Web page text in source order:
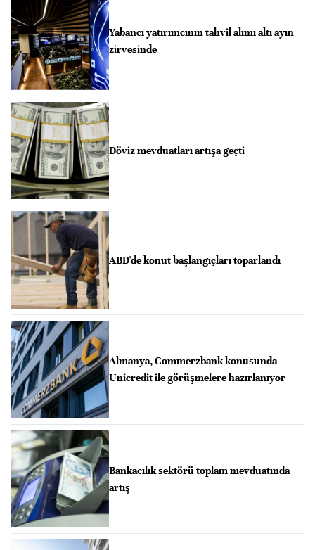
Yabancı yatırımcının tahvil alımı altı ayın
zirvesinde
Döviz mevduatları artışa geçti
ABD'de konut başlangıçları toparlandı
Almanya, Commerzbank konusunda
Unicredit ile görüşmelere hazırlanıyor
Bankacılık sektörü toplam mevduatında
artış